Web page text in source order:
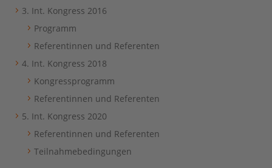
3. Int. Kongress 2016
Programm
Referentinnen und Referenten
4. Int. Kongress 2018
Kongressprogramm
Referentinnen und Referenten
5. Int. Kongress 2020
Referentinnen und Referenten
Teilnahmebedingungen